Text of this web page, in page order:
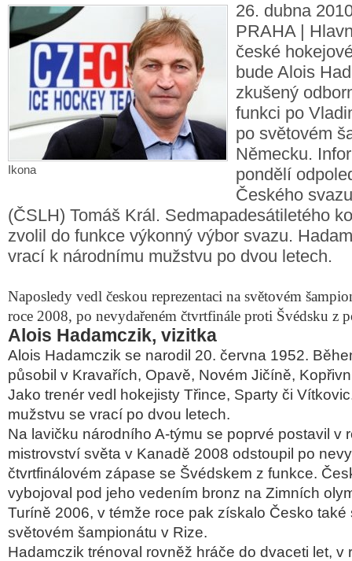
Ikona
26. dubna
PRAHA |
české
bude Alois
zkušený
funkci po
po světovém
Německu.
pondělí
Českého
(ČSLH) Tomáš Král. Sedmapadesátiletého
zvolil do funkce výkonný výbor svazu.
vrací k národnímu mužstvu po dvou letech.
Naposledy vedl českou reprezentaci na světovém
roce 2008, po nevydařeném čtvrtfinále proti Švédsku z
Alois Hadamczik, vizitka
Alois Hadamczik se narodil 20. června 1952.
působil v Kravařích, Opavě, Novém Jičíně,
Jako trenér vedl hokejisty Třince, Sparty či
mužstvu se vrací po dvou letech.
Na lavičku národního A-týmu se poprvé postavil v
mistrovství světa v Kanadě 2008 odstoupil po
čtvrtfinálovém zápase se Švédskem z funkce.
vybojoval pod jeho vedením bronz na Zimních
Turíně 2006, v témže roce pak získalo Česko také
světovém šampionátu v Rize.
Hadamczik trénoval rovněž hráče do dvaceti let, v